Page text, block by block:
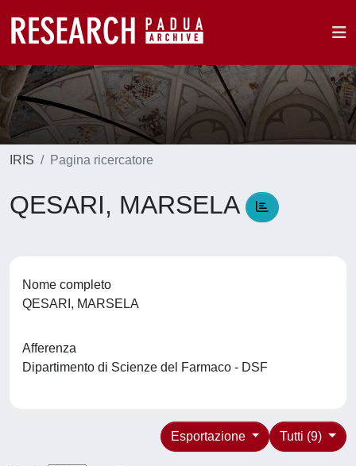
IRIS Pagina ricercatore
QESARI, MARSELA
Nome completo
QESARI, MARSELA
Afferenza
Dipartimento di Scienze del Farmaco - DSF
Tutti (9)
Esportazione